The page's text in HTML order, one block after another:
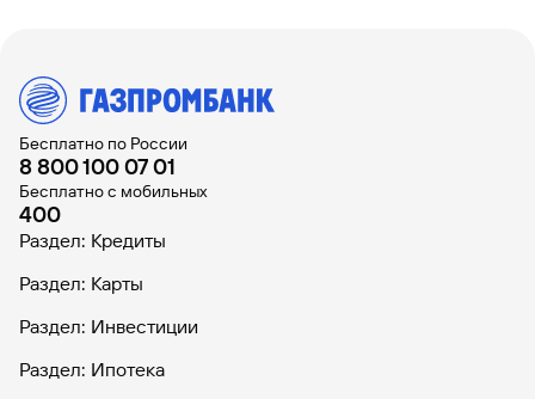
Бесплатно по России
8 800 100 07 01
Бесплатно с мобильных
400
Раздел: Кредиты
Раздел: Карты
Раздел: Инвестиции
Раздел: Ипотека